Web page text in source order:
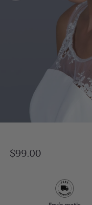
R
$99.00